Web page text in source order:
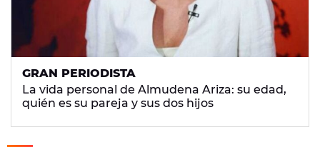
GRAN PERIODISTA
La vida personal de Almudena Ariza: su edad,
quién es su pareja y sus dos hijos